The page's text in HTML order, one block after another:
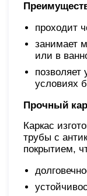
проходит
занимает
или в
позволяет
условиях
Прочный
Каркас
трубы с
покрытием,